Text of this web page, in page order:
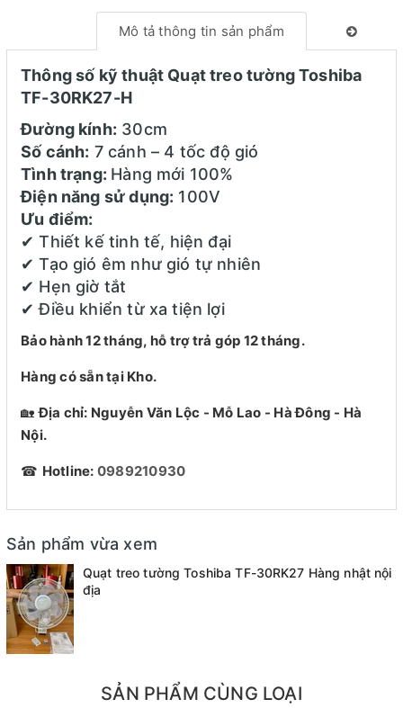
Mô tả thông tin sản phẩm
Thông số kỹ thuật Quạt treo tường Toshiba
TF-30RK27-H
Đường kính: 30cm
Số cánh: 7 cánh – 4 tốc độ gió
Tình trạng: Hàng mới 100%
Điện năng sử dụng: 100V
Ưu điểm:
✔ Thiết kế tinh tế, hiện đại
✔ Tạo gió êm như gió tự nhiên
✔ Hẹn giờ tắt
✔ Điều khiển từ xa tiện lợi
Bảo hành 12 tháng, hỗ trợ trả góp 12 tháng.
Hàng có sẵn tại Kho.
🏡Địa chỉ: Nguyễn Văn Lộc - Mỗ Lao - Hà Đông - Hà
Nội.
☎ Hotline: 0989210930
Sản phẩm vừa xem
Quạt treo tường Toshiba TF-30RK27 Hàng nhật nội
địa
SẢN PHẨM CÙNG LOẠI